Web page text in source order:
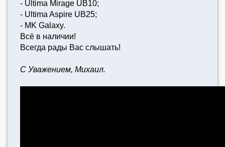
- Ultima Mirage UB10;
- Ultima Aspire UB25;
- MK Galaxy.
Всё в наличии!
Всегда рады Вас слышать!
С Уважением, Михаил.